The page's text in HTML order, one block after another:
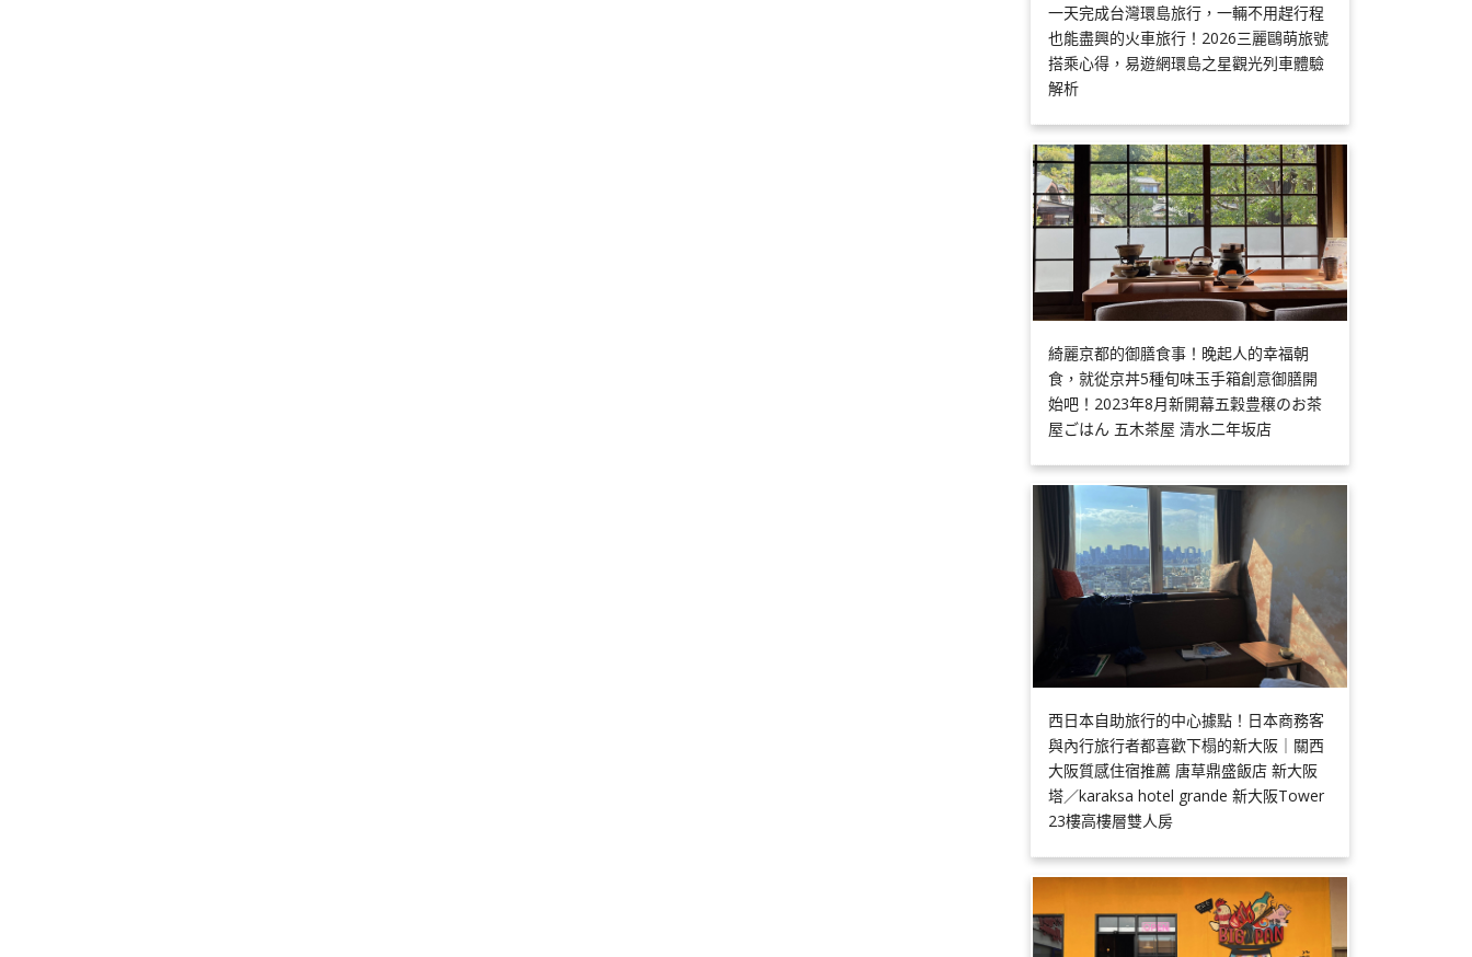
一天完成台灣環島旅行，一輛不用趕行程
也能盡興的火車旅行！2026三麗鷗萌旅號
搭乘心得，易遊網環島之星觀光列車體驗
解析
綺麗京都的御膳食事！晚起人的幸福朝
食，就從京丼5種旬味玉手箱創意御膳開
始吧！2023年8月新開幕五穀豊穣のお茶
屋ごはん 五木茶屋 清水二年坂店
西日本自助旅行的中心據點！日本商務客
與內行旅行者都喜歡下榻的新大阪｜關西
大阪質感住宿推薦 唐草鼎盛飯店 新大阪
塔／karaksa hotel grande 新大阪Tower
23樓高樓層雙人房